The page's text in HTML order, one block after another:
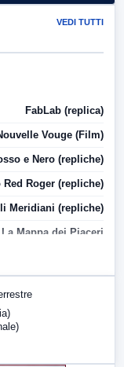
VEDI TUTTI
FabLab (replica)
Vouge (Film)
e Nero (repliche)
Roger (repliche)
Meridiani (repliche)
La Mappa dei Piaceri